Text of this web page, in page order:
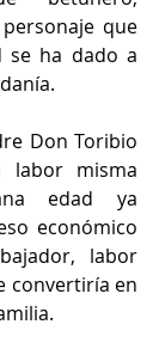
que
se ha dado a
Don Toribio
labor misma
edad ya
económico
labor
convertiría en